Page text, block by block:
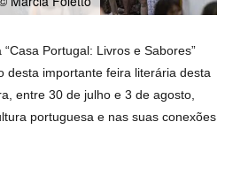
Portugal: Livros e Sabores”
desta importante feira literária desta
entre 30 de julho e 3 de agosto,
portuguesa e nas suas conexões